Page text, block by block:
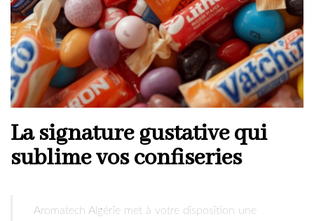
La signature gustative qui
sublime vos confiseries
Aromatech Algérie met à votre disposition une